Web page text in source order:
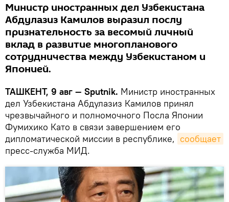
Министр иностранных дел Узбекистана
Абдулазиз Камилов выразил послу
признательность за весомый личный
вклад в развитие многопланового
сотрудничества между Узбекистаном и
Японией.
ТАШКЕНТ, 9 авг — Sputnik. Министр иностранных
дел Узбекистана Абдулазиз Камилов принял
чрезвычайного и полномочного Посла Японии
Фумихико Като в связи завершением его
дипломатической миссии в республике, сообщает
пресс-служба МИД.